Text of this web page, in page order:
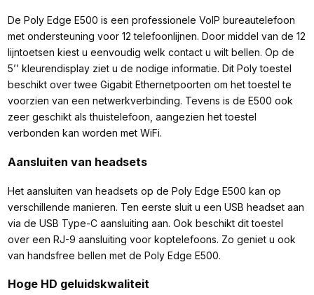
De Poly Edge E500 is een professionele VoIP bureautelefoon
met ondersteuning voor 12 telefoonlijnen. Door middel van de 12
lijntoetsen kiest u eenvoudig welk contact u wilt bellen. Op de
5’’ kleurendisplay ziet u de nodige informatie. Dit Poly toestel
beschikt over twee Gigabit Ethernetpoorten om het toestel te
voorzien van een netwerkverbinding. Tevens is de E500 ook
zeer geschikt als thuistelefoon, aangezien het toestel
verbonden kan worden met WiFi.
Aansluiten van headsets
Het aansluiten van headsets op de Poly Edge E500 kan op
verschillende manieren. Ten eerste sluit u een USB headset aan
via de USB Type-C aansluiting aan. Ook beschikt dit toestel
over een RJ-9 aansluiting voor koptelefoons. Zo geniet u ook
van handsfree bellen met de Poly Edge E500.
Hoge HD geluidskwaliteit